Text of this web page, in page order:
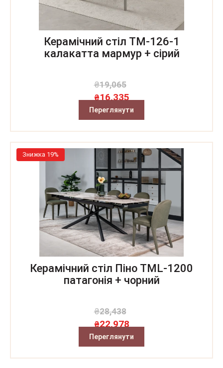
Керамічний стіл TM-126-1
калакатта мармур + сірий
₴19,065
₴16,335
Переглянути
Знижка 19%
Керамічний стіл Піно TML-1200
патагонія + чорний
₴28,438
₴22,978
Переглянути